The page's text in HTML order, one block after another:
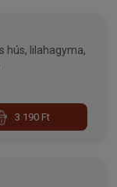
3 190 Ft